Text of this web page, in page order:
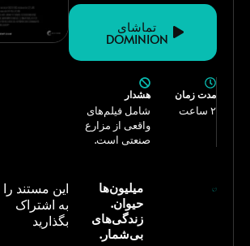
تماشای
DOMINION
مدت زمان
۲ ساعت
هشدار
شامل فیلم‌های
واقعی از مزارع
صنعتی است.
میلیون‌ها
حیوان.
زندگی‌های
بی‌شمار.
این مستند را
به اشتراک
بگذارید